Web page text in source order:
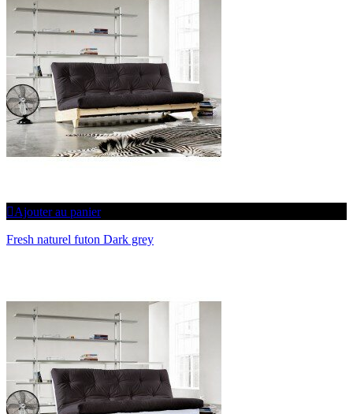
Ajouter au panier
Fresh naturel futon Dark grey